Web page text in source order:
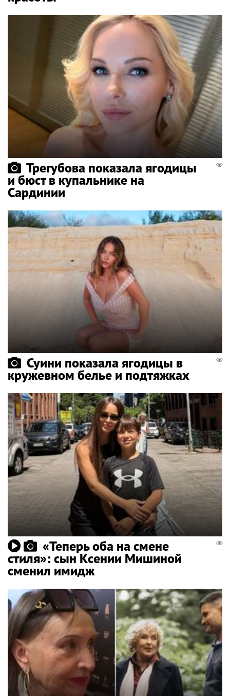
Трегубова показала ягодицы
и бюст в купальнике на
Сардинии
Суини показала ягодицы в
кружевном белье и подтяжках
«Теперь оба на смене
стиля»: сын Ксении Мишиной
сменил имидж